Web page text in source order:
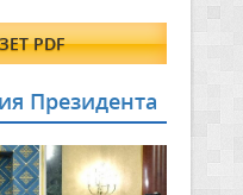
PDF
Президента